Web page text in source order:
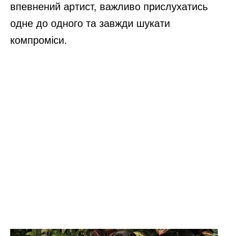
впевнений артист, важливо прислухатись
одне до одного та завжди шукати
компроміси.